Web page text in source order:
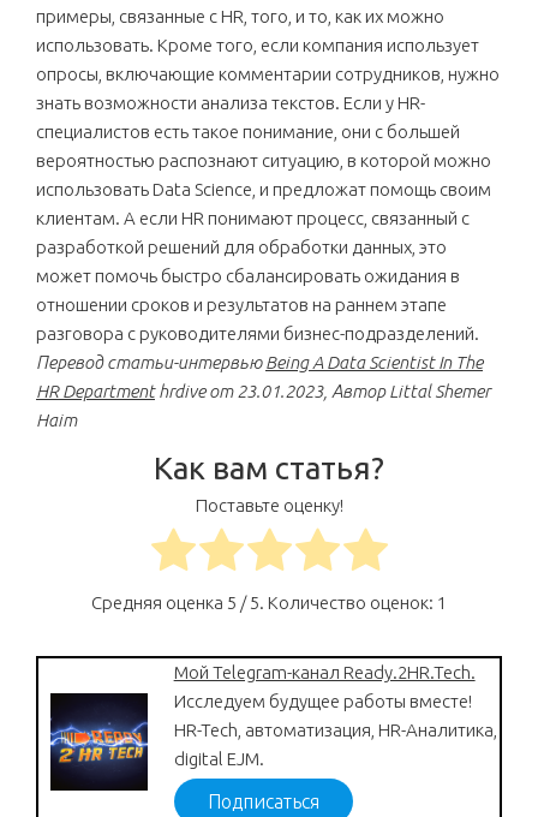
примеры, связанные с HR, того, и то, как их можно
использовать. Кроме того, если компания использует
опросы, включающие комментарии сотрудников, нужно
знать возможности анализа текстов. Если у HR-
специалистов есть такое понимание, они с большей
вероятностью распознают ситуацию, в которой можно
использовать Data Science, и предложат помощь своим
клиентам. А если HR понимают процесс, связанный с
разработкой решений для обработки данных, это
может помочь быстро сбалансировать ожидания в
отношении сроков и результатов на раннем этапе
разговора с руководителями бизнес-подразделений.
Перевод статьи-интервьюBeing A Data Scientist In The
HR Departmenthrdive от 23.01.2023, Автор Littal Shemer
Haim
Как вам статья?
Поставьте оценку!
Средняя оценка 5 / 5. Количество оценок: 1
Мой Telegram-канал Ready.2HR.Tech.
Исследуем будущее работы вместе!
HR-Tech, автоматизация, HR-Аналитика,
digital EJM.
Подписаться